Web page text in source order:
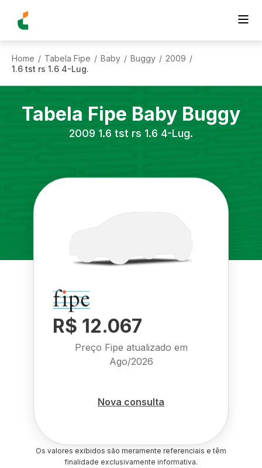
Home / Tabela Fipe / Baby / Buggy / 2009 /
1.6 tst rs 1.6 4-Lug.
Tabela Fipe Baby Buggy
2009 1.6 tst rs 1.6 4-Lug.
R$ 12.067
Preço Fipe atualizado em
Ago/2026
Nova consulta
Os valores exibidos são meramente referenciais e têm
finalidade exclusivamente informativa.